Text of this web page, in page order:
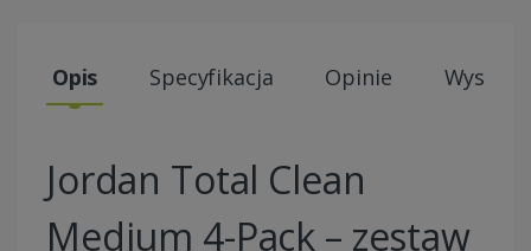
Opis Specyfikacja Opinie Wysyłki
Jordan Total Clean
Medium 4-Pack – zestaw